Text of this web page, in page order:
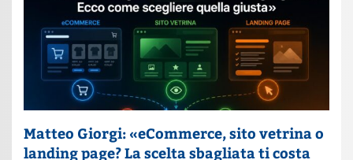
Matteo Giorgi: «eCommerce, sito vetrina o
landing page? La scelta sbagliata ti costa